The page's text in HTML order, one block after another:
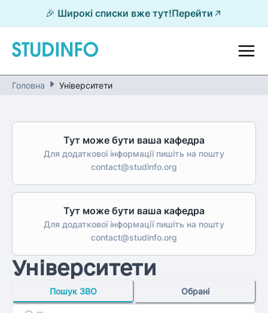
🎉 Широкі списки вже тут!Перейти
Головна Університети
Тут може бути ваша кафедра
Для додаткової інформації пишіть на пошту
contact@studinfo.org
Тут може бути ваша кафедра
Для додаткової інформації пишіть на пошту
contact@studinfo.org
Університети
Пошук ЗВО Обрані